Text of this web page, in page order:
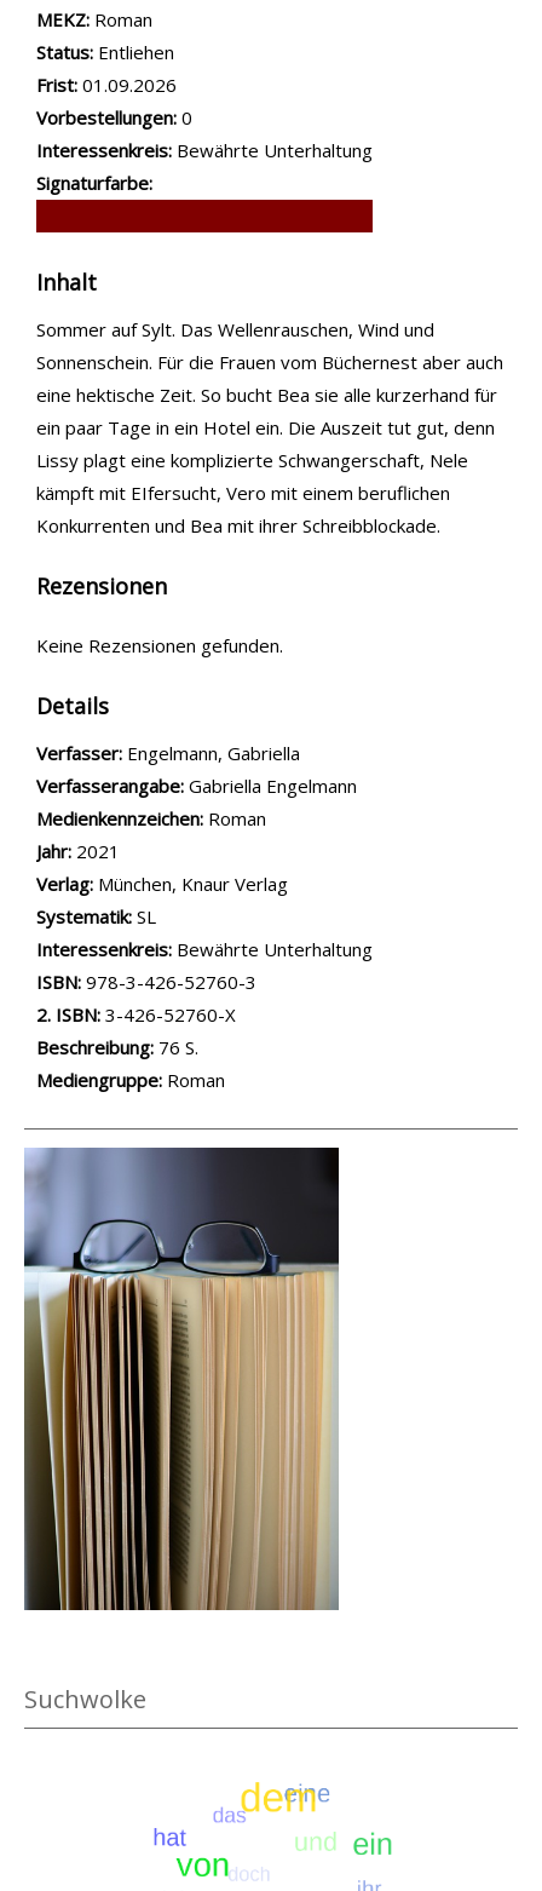
MEKZ: Roman
Status: Entliehen
Frist: 01.09.2026
Vorbestellungen: 0
Interessenkreis: Bewährte Unterhaltung
Signaturfarbe:
Inhalt
Sommer auf Sylt. Das Wellenrauschen, Wind und
Sonnenschein. Für die Frauen vom Büchernest aber auch
eine hektische Zeit. So bucht Bea sie alle kurzerhand für
ein paar Tage in ein Hotel ein. Die Auszeit tut gut, denn
Lissy plagt eine komplizierte Schwangerschaft, Nele
kämpft mit EIfersucht, Vero mit einem beruflichen
Konkurrenten und Bea mit ihrer Schreibblockade.
Rezensionen
Keine Rezensionen gefunden.
Details
Verfasser: Suche nach diesem Verfasser
Engelmann, Gabriella
Verfasserangabe: Gabriella Engelmann
Medienkennzeichen: Roman
Jahr: 2021
Verlag: München, Knaur Verlag
opens in new tab
Diesen Link in neuem Tab öffnen
Systematik: Suche nach dieser Systematik
SL
Interessenkreis: Suche nach diesem Interessenskreis
Bewährte Unterhaltung
ISBN: 978-3-426-52760-3
2. ISBN: 3-426-52760-X
Beschreibung: 76 S.
Suche nach dieser Beteiligten Person
Mediengruppe: Roman
Suchwolke